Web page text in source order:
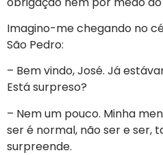
Imagino-me chegando no
São Pedro:
– Bem vindo, José. Já
Está surpreso?
– Nem um pouco. Minha
ser é normal, não ser e ser,
surpreende.